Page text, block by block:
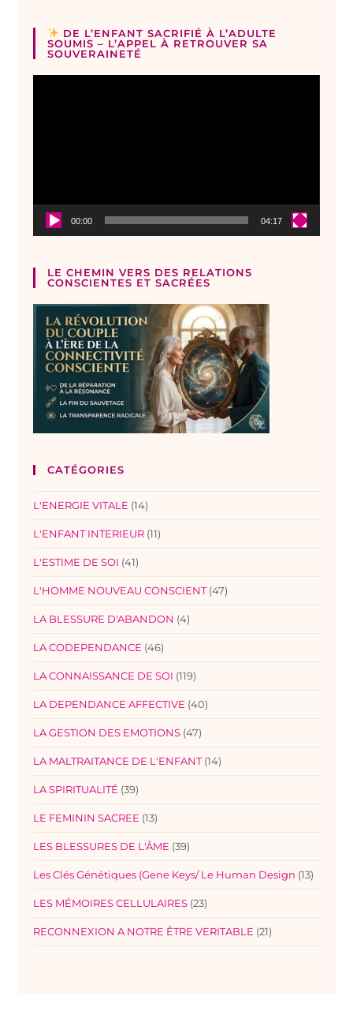
DE L’ENFANT SACRIFIÉ À L’ADULTE
SOUMIS – L’APPEL À RETROUVER SA
SOUVERAINETÉ
00:00 04:17
LE CHEMIN VERS DES RELATIONS
CONSCIENTES ET SACRÉES
CATÉGORIES
L'ENERGIE VITALE (14)
L'ENFANT INTERIEUR (11)
L'ESTIME DE SOI (41)
L'HOMME NOUVEAU CONSCIENT (47)
LA BLESSURE D'ABANDON (4)
LA CODEPENDANCE (46)
LA CONNAISSANCE DE SOI (119)
LA DEPENDANCE AFFECTIVE (40)
LA GESTION DES EMOTIONS (47)
LA MALTRAITANCE DE L'ENFANT (14)
LA SPIRITUALITÉ (39)
LE FEMININ SACREE (13)
LES BLESSURES DE L'ÂME (39)
Les Clés Génétiques (Gene Keys/ Le Human Design (13)
LES MÉMOIRES CELLULAIRES (23)
RECONNEXION A NOTRE ÊTRE VERITABLE (21)